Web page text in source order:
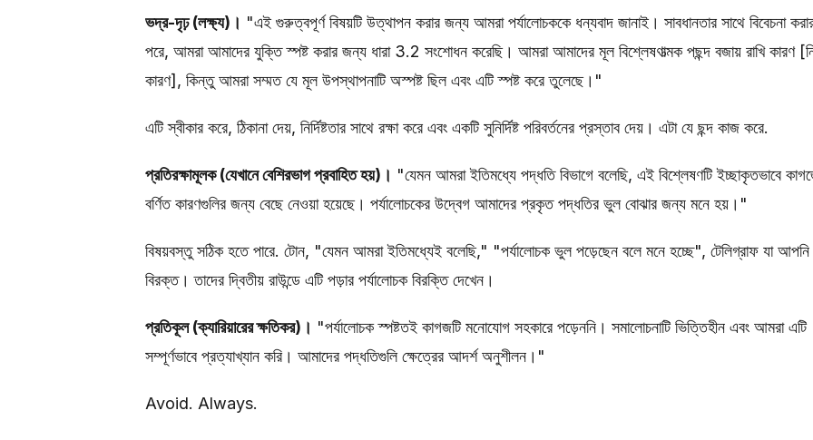
ভদ্র-দৃঢ় (লক্ষ্য)। "এই গুরুত্বপূর্ণ বিষয়টি উত্থাপন করার জন্য আমরা পর্যালোচককে ধন্যবাদ জানাই। সাবধানতার সাথে বিবেচনা
পরে, আমরা আমাদের যুক্তি স্পষ্ট করার জন্য ধারা 3.2 সংশোধন করেছি। আমরা আমাদের মূল বিশ্লেষণাত্মক পছন্দ বজায় রাখি কারণ
কারণ], কিন্তু আমরা সম্মত যে মূল উপস্থাপনাটি অস্পষ্ট ছিল এবং এটি স্পষ্ট করে তুলেছে।"
এটি স্বীকার করে, ঠিকানা দেয়, নির্দিষ্টতার সাথে রক্ষা করে এবং একটি সুনির্দিষ্ট পরিবর্তনের প্রস্তাব দেয়। এটা যে ছন্দ কাজ করে.
প্রতিরক্ষামূলক (যেখানে বেশিরভাগ প্রবাহিত হয়)। "যেমন আমরা ইতিমধ্যে পদ্ধতি বিভাগে বলেছি, এই বিশ্লেষণটি ইচ্ছাকৃতভাবে
বর্ণিত কারণগুলির জন্য বেছে নেওয়া হয়েছে। পর্যালোচকের উদ্বেগ আমাদের প্রকৃত পদ্ধতির ভুল বোঝার জন্য মনে হয়।"
বিষয়বস্তু সঠিক হতে পারে. টোন, "যেমন আমরা ইতিমধ্যেই বলেছি," "পর্যালোচক ভুল পড়েছেন বলে মনে হচ্ছে", টেলিগ্রাফ যা আপনি
বিরক্ত। তাদের দ্বিতীয় রাউন্ডে এটি পড়ার পর্যালোচক বিরক্তি দেখেন।
প্রতিকূল (ক্যারিয়ারের ক্ষতিকর)। "পর্যালোচক স্পষ্টতই কাগজটি মনোযোগ সহকারে পড়েননি। সমালোচনাটি ভিত্তিহীন এবং আমরা এটি
সম্পূর্ণভাবে প্রত্যাখ্যান করি। আমাদের পদ্ধতিগুলি ক্ষেত্রের আদর্শ অনুশীলন।"
Avoid. Always.